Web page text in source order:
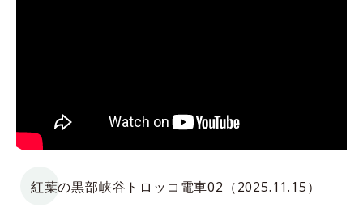
紅葉の黒部峡谷トロッコ電車02（2025.11.15）